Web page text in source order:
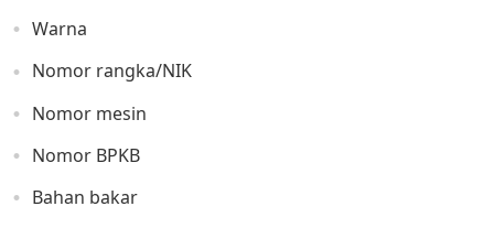
Warna
Nomor rangka/NIK
Nomor mesin
Nomor BPKB
Bahan bakar